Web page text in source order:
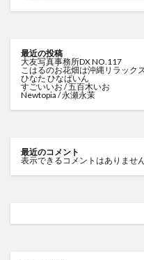
最近の投稿
大友写真事務所DX NO.117
こはるのお花畑は沖縄リラック
ひなた ひなぱいん
すごいいお / 五百木いお
Newtopia / 永瀬永茉
最近のコメント
表示できるコメントはありません